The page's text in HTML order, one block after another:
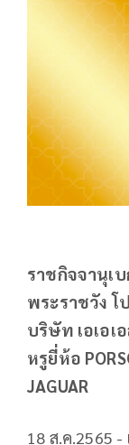
ราชกิจจานุเ
พระราชวัง โ
บริษัท เอเอเ
หรูยี่ห้อ
JAGUAR
18 ส.ค.2565